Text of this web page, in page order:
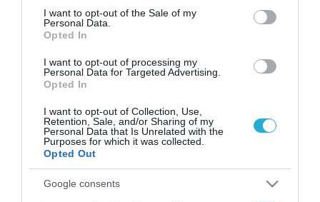
consent section.
I want to opt-out of the Sale of my
Personal Data.
Opted In
I want to opt-out of processing my
Personal Data for Targeted Advertising.
Opted In
I want to opt-out of Collection, Use,
Retention, Sale, and/or Sharing of my
Personal Data that Is Unrelated with the
Purposes for which it was collected.
Opted Out
Google consents
23.03.2023 | 11:41
Στα «ελληνικά» Mirage 2000 EGM/BGM
εκπαιδεύονται οι Ουκρανοί – Τα 19
αεροσκάφη που επέστρεψε η ΠΑ στην
Dassault καταλήγουν στο Κίεβο (βίντεο)
Η Ουκρανία θα ζητήσει και τα ελληνικά F-16 block 30
FOCUS ON